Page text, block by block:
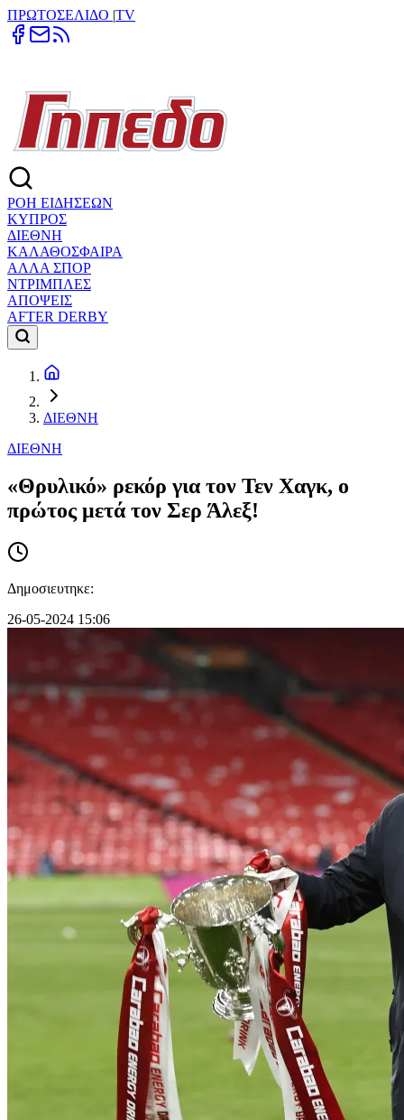
ΠΡΩΤΟΣΕΛΙΔΟ |TV
ΡΟΗ ΕΙΔΗΣΕΩΝ
ΚΥΠΡΟΣ
ΔΙΕΘΝΗ
ΚΑΛΑΘΟΣΦΑΙΡΑ
ΑΛΛΑ ΣΠΟΡ
ΝΤΡΙΜΠΛΕΣ
ΑΠΟΨΕΙΣ
AFTER DERBY
ΔΙΕΘΝΗ
ΔΙΕΘΝΗ
«Θρυλικό» ρεκόρ για τον Τεν Χαγκ, ο
πρώτος μετά τον Σερ Άλεξ!
Δημοσιευτηκε:
26-05-2024 15:06